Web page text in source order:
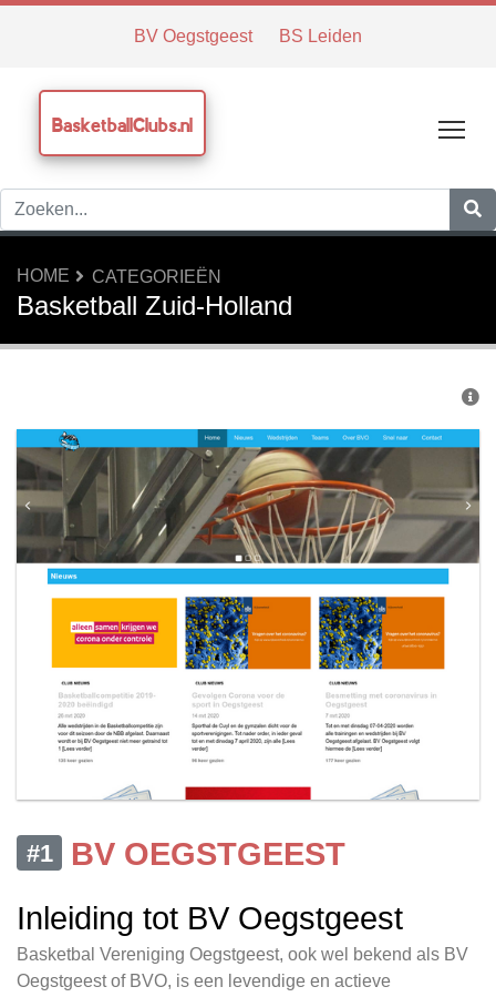
BV Oegstgeest BS Leiden
BasketballClubs.nl
HOME CATEGORIEËN
Basketball Zuid-Holland
#1
BV OEGSTGEEST
Inleiding tot BV Oegstgeest
Basketbal Vereniging Oegstgeest, ook wel bekend als BV
Oegstgeest of BVO, is een levendige en actieve